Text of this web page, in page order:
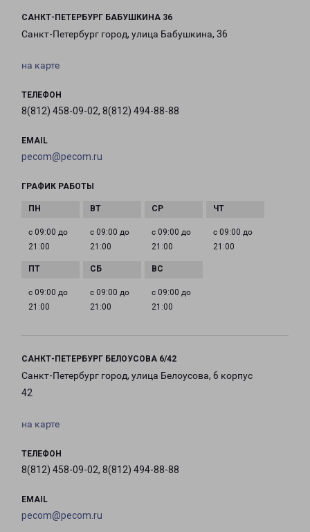
САНКТ-ПЕТЕРБУРГ БАБУШКИНА 36
Санкт-Петербург город, улица Бабушкина, 36
на карте
ТЕЛЕФОН
8(812) 458-09-02, 8(812) 494-88-88
EMAIL
pecom@pecom.ru
ГРАФИК РАБОТЫ
с 09:00 до
21:00
с 09:00 до
21:00
с 09:00 до
21:00
с 09:00 до
21:00
с 09:00 до
21:00
с 09:00 до
21:00
с 09:00 до
21:00
САНКТ-ПЕТЕРБУРГ БЕЛОУСОВА 6/42
Санкт-Петербург город, улица Белоусова, 6 корпус
42
на карте
ТЕЛЕФОН
8(812) 458-09-02, 8(812) 494-88-88
EMAIL
pecom@pecom.ru